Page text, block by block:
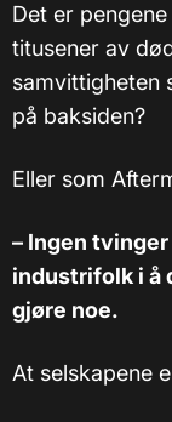
Det er
titusener av
samvittigheten
på baksiden?
Eller som
– Ingen
industrifolk i å
gjøre noe.
At selskapene